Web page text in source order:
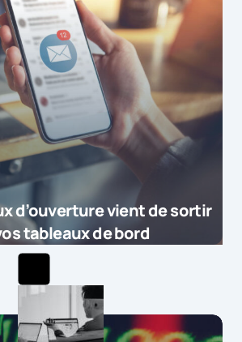
d’ouverture vient de sortir
tableaux de bord